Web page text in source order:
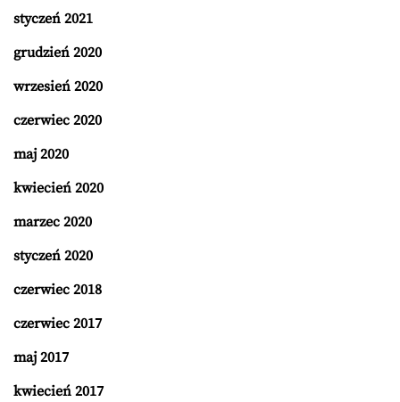
styczeń 2021
grudzień 2020
wrzesień 2020
czerwiec 2020
maj 2020
kwiecień 2020
marzec 2020
styczeń 2020
czerwiec 2018
czerwiec 2017
maj 2017
kwiecień 2017